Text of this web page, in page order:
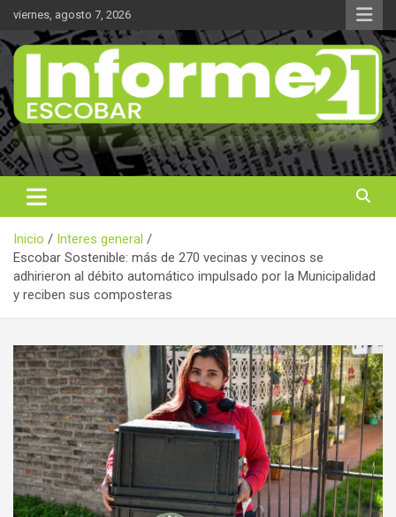
Saltar
contenido
viernes, agosto 7, 2026
Informe 21
Noticas reales
Inicio
Interes general
Escobar Sostenible: más de 270 vecinas y vecinos se
adhirieron al débito automático impulsado por la Municipalidad
y reciben sus composteras